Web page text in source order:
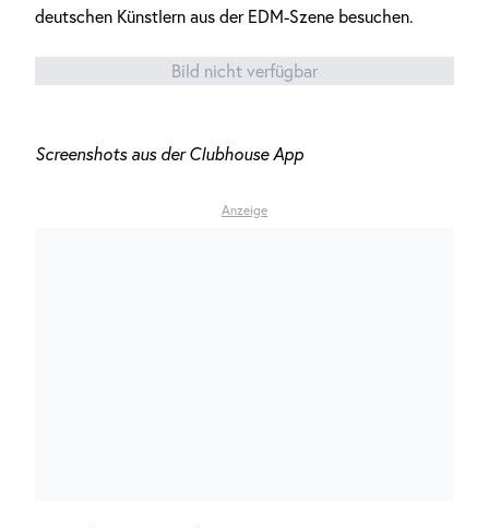
deutschen Künstlern aus der EDM-Szene besuchen.
Bild nicht verfügbar
Screenshots aus der Clubhouse App
Anzeige